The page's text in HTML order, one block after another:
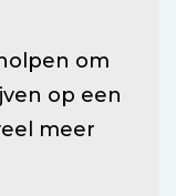
om
op een
meer